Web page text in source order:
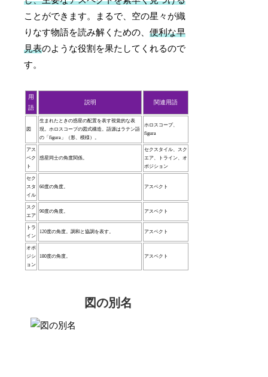
ことができます。まるで、空の星々が織
りなす物語を読み解くための、便利な早
見表のような役割を果たしてくれるので
す。
用
語
説明 関連用語
図
生まれたときの惑星の配置を表す視覚的な表
現。ホロスコープの図式構造。語源はラテン語
の「figura」（形、模様）。
ホロスコープ、
figura
アス
ペク
ト
惑星同士の角度関係。
セクスタイル、スク
エア、トライン、オ
ポジション
セク
スタ
イル
60度の角度。 アスペクト
スク
エア
90度の角度。 アスペクト
トラ
イン
120度の角度。調和と協調を表す。 アスペクト
オポ
ジシ
ョン
180度の角度。 アスペクト
図の別名